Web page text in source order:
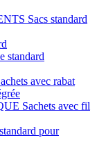
Sacs standard
standard
avec rabat
Sachets avec fil
pour